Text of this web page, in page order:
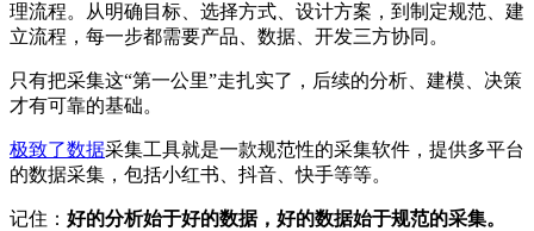
理流程。从明确目标、选择方式、设计方案，到制定规范、建
立流程，每一步都需要产品、数据、开发三方协同。
只有把采集这“第一公里”走扎实了，后续的分析、建模、决策
才有可靠的基础。
极致了数据采集工具就是一款规范性的采集软件，提供多平台
的数据采集，包括小红书、抖音、快手等等。
记住： 好的分析始于好的数据，好的数据始于规范的采集。